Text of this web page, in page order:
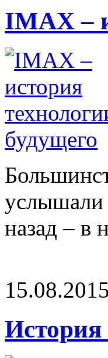
IMAX –
услышали
назад – в
15.08.2015